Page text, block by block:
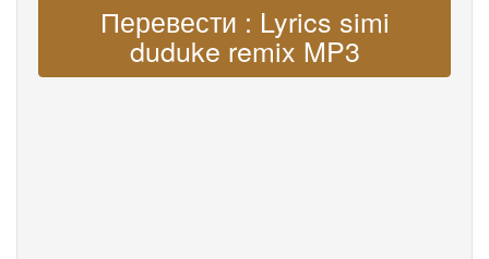
Перевести : Lyrics simi
duduke remix MP3